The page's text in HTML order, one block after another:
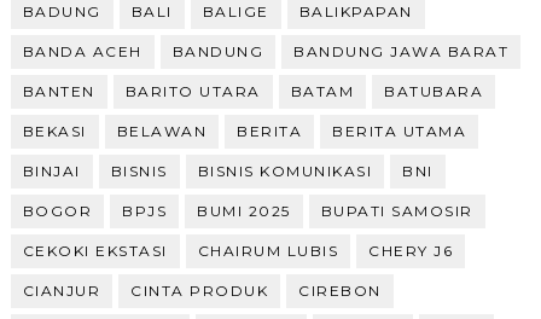
BADUNG BALI BALIGE BALIKPAPAN
BANDA ACEH BANDUNG BANDUNG JAWA BARAT
BANTEN BARITO UTARA BATAM BATUBARA
BEKASI BELAWAN BERITA BERITA UTAMA
BINJAI BISNIS BISNIS KOMUNIKASI BNI
BOGOR BPJS BUMI 2025 BUPATI SAMOSIR
CEKOKI EKSTASI CHAIRUM LUBIS CHERY J6
CIANJUR CINTA PRODUK CIREBON